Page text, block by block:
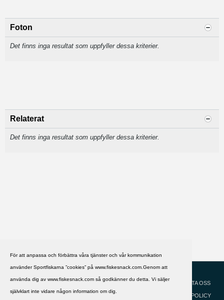
För att anpassa och förbättra våra tjänster och vår kommunikation
använder Sportfiskarna ”cookies” på www.fiskesnack.com.Genom att
använda dig av www.fiskesnack.com så godkänner du detta. Vi säljer
självklart inte vidare någon information om dig.
Foton
Det finns inga resultat som uppfyller dessa kriterier.
Relaterat
Det finns inga resultat som uppfyller dessa kriterier.
HJÄLP
KONTAKTA OSS
COOKIEPOLICY